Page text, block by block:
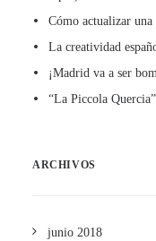
Cómo actualizar
La creatividad
¡Madrid va a ser
“La Piccola
ARCHIVOS
junio 2018